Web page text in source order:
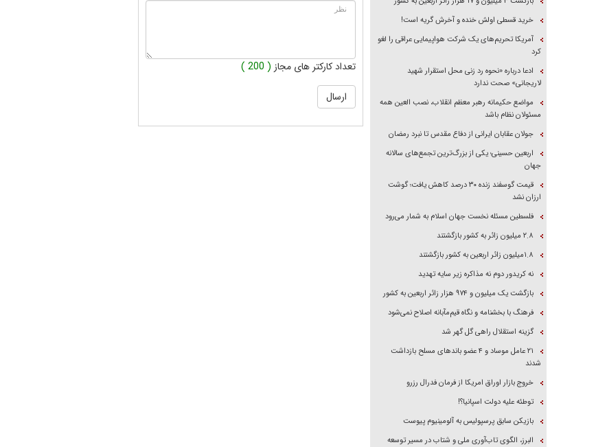
تعداد کارکتر های مجاز ( 200 )
خرید قسطی اولش خنده و آخرش گریه است!
آمریکا تحریم‌های یک شرکت هواپیمایی عراقی را لغو
کرد
ادعا درباره «نحوه رد زنی محل استقرار شهید
لاریجانی» صحت ندارد
مواضع حکیمانه رهبر معظم انقلاب، نصب العین همه
مسئولان نظام باشد
جولان عقابان ایرانی از دفاع مقدس تا نبرد رمضان
اربعین حسینی؛ یکی از بزرگ‌ترین تجمع‌های سالانه
جهان
قیمت گوسفند زنده ۳۰ درصد کاهش یافت؛ گوشت
ارزان نشد
فلسطین مسئله نخست جهان اسلام به شمار می‌رود
۲.۸ میلیون زائر به کشور بازگشتند
۱.۸میلیون زائر اربعین به کشور بازگشتند
نه کریدور دوم نه مذاکره زیر سایه تهدید
بازگشت یک میلیون و ۹۷۴ هزار زائر اربعین به کشور
فرهنگ با بخشنامه و نگاه قیم‌مآبانه اصلاح نمی‌شود
گزینه استقلال راهی گل گهر شد
۲۱ عامل موساد و ۴ عضو باند‌های مسلح بازداشت
شدند
خروج بازار اوراق امریکا از فرمان فدرال رزرو
توطئه علیه دولت اسپانیا؟!
بازیکن سابق پرسپولیس به آلومینیوم پیوست
البرز، الگوی تاب‌آوری ملی و شتاب در مسیر توسعه